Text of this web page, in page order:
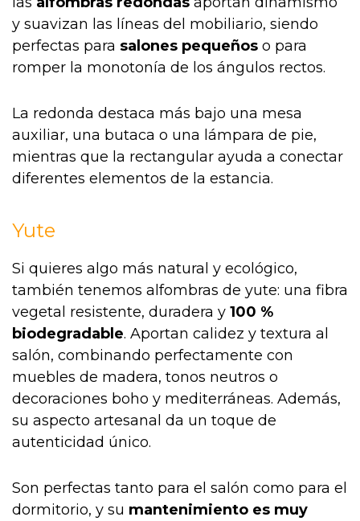
y suavizan las líneas del mobiliario, siendo
perfectas para salones pequeños o para
romper la monotonía de los ángulos rectos.
La redonda destaca más bajo una mesa
auxiliar, una butaca o una lámpara de pie,
mientras que la rectangular ayuda a conectar
diferentes elementos de la estancia.
Yute
Si quieres algo más natural y ecológico,
también tenemos alfombras de yute: una fibra
vegetal resistente, duradera y 100 %
biodegradable. Aportan calidez y textura al
salón, combinando perfectamente con
muebles de madera, tonos neutros o
decoraciones boho y mediterráneas. Además,
su aspecto artesanal da un toque de
autenticidad único.
Son perfectas tanto para el salón como para el
dormitorio, y su mantenimiento es muy